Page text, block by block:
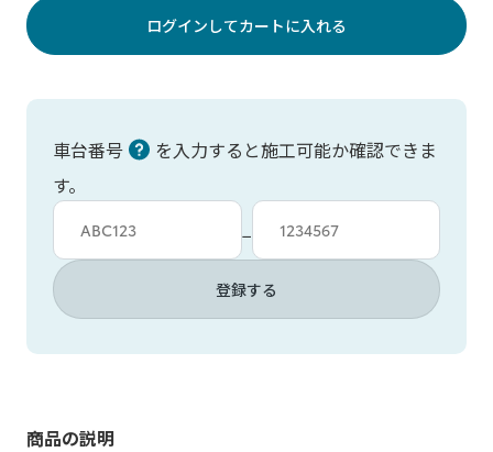
ログインしてカートに入れる
車台番号
を入力すると施工可能か確認できま
す。
車台カタシキ入力
−
車台番号入力
登録する
商品の説明